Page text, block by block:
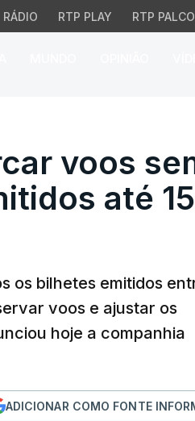
RÁDIO RTP PLAY RTP PALCO
voos
voos
até 15
os bilhetes emitidos
voos e ajustar os
hoje a companhia
ADICIONAR COMO FONTE